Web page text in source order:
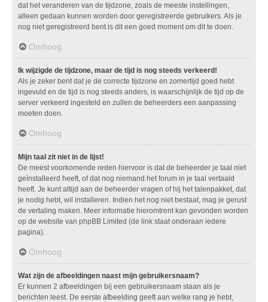
dat het veranderen van de tijdzone, zoals de meeste instellingen,
alleen gedaan kunnen worden door geregistreerde gebruikers. Als je
nog niet geregistreerd bent is dit een goed moment om dit te doen.
Omhoog
Ik wijzigde de tijdzone, maar de tijd is nog steeds verkeerd!
Als je zeker bent dat je de correcte tijdzone en zomertijd goed hebt
ingevuld en de tijd is nog steeds anders, is waarschijnlijk de tijd op de
server verkeerd ingesteld en zullen de beheerders een aanpassing
moeten doen.
Omhoog
Mijn taal zit niet in de lijst!
De meest voorkomende reden hiervoor is dat de beheerder je taal niet
geïnstalleerd heeft, of dat nog niemand het forum in je taal vertaald
heeft. Je kunt altijd aan de beheerder vragen of hij het talenpakket, dat
je nodig hebt, wil installeren. Indien het nog niet bestaat, mag je gerust
de vertaling maken. Meer informatie hieromtrent kan gevonden worden
op de website van phpBB Limited (de link staat onderaan iedere
pagina).
Omhoog
Wat zijn de afbeeldingen naast mijn gebruikersnaam?
Er kunnen 2 afbeeldingen bij een gebruikersnaam staan als je
berichten leest. De eerste afbeelding geeft aan welke rang je hebt,